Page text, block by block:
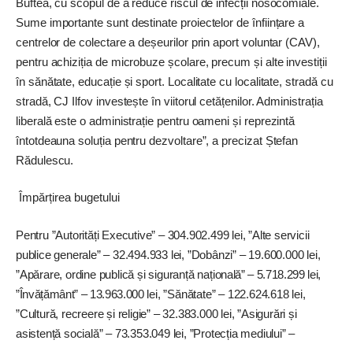
Sume importante sunt destinate proiectelor de înființare a
centrelor de colectare a deșeurilor prin aport voluntar (CAV),
pentru achiziția de microbuze școlare, precum și alte investiții
în sănătate, educație și sport. Localitate cu localitate, stradă cu
stradă, CJ Ilfov investește în viitorul cetățenilor. Administrația
liberală este o administrație pentru oameni și reprezintă
întotdeauna soluția pentru dezvoltare”, a precizat Ștefan
Rădulescu.
Împărțirea bugetului
Pentru ”Autorități Executive” – 304.902.499 lei, ”Alte servicii
publice generale” – 32.494.933 lei, ”Dobânzi” – 19.600.000 lei,
”Apărare, ordine publică și siguranță națio­nală” – 5.718.299 lei,
”Învățământ” – 13.963.000lei, ”Sănătate” – 122.624.618 lei,
”Cultură, recreere și religie” – 32.383.000 lei, ”Asigurări și
asistență socială” – 73.353.049 lei, ”Protecția mediului” –